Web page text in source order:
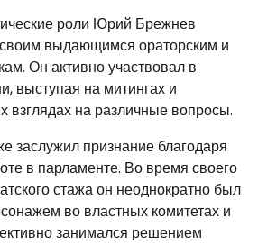
роли Юрий Брежнев
выдающимся ораторским и
Он активно участвовал в
выступая на митингах и
взглядах на различные вопросы.
заслужил признание благодаря
в парламенте. Во время своего
стажа он неоднократно был
во властных комитетах и
занимался решением